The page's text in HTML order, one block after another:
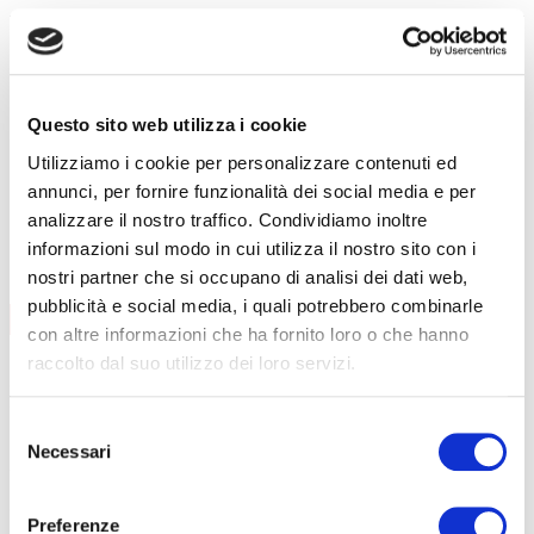
Questo sito web utilizza i cookie
Utilizziamo i cookie per personalizzare contenuti ed
annunci, per fornire funzionalità dei social media e per
analizzare il nostro traffico. Condividiamo inoltre
informazioni sul modo in cui utilizza il nostro sito con i
nostri partner che si occupano di analisi dei dati web,
pubblicità e social media, i quali potrebbero combinarle
con altre informazioni che ha fornito loro o che hanno
raccolto dal suo utilizzo dei loro servizi.
delNecessari
Preferenze
Addetti al primo soccorso
Formazione lavoratori
PES/PAV
Preposti
FORMAZIONE LAVORATORI
AGGIORNAMENTO
CONTENUTI CORSO
data
08/09/2026
DETTAGLI E ISCRIZIONE
sede